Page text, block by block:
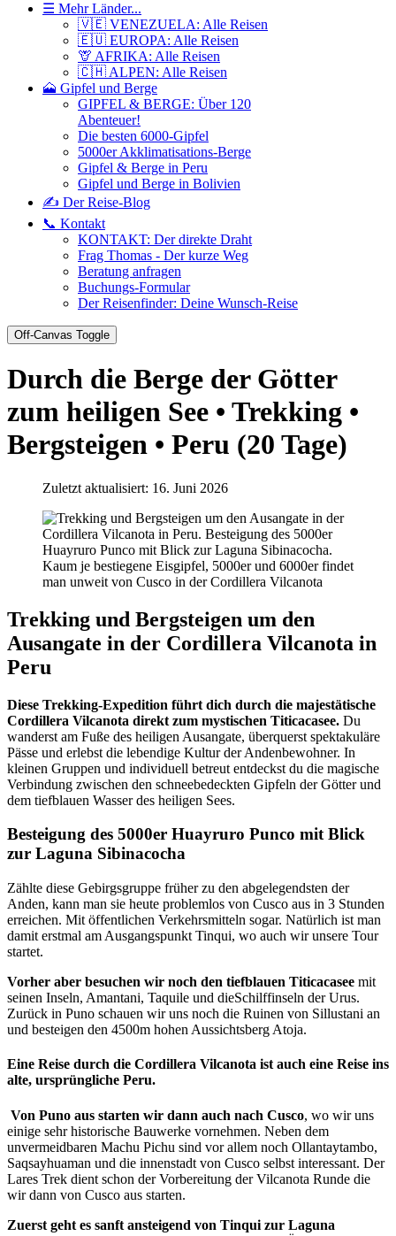
☰ Mehr Länder...
🇻🇪 VENEZUELA: Alle Reisen
🇪🇺 EUROPA: Alle Reisen
🦒 AFRIKA: Alle Reisen
🇨🇭 ALPEN: Alle Reisen
🗻 Gipfel und Berge
GIPFEL & BERGE: Über 120
Abenteuer!
Die besten 6000-Gipfel
5000er Akklimatisations-Berge
Gipfel & Berge in Peru
Gipfel und Berge in Bolivien
✍️ Der Reise-Blog
📞 Kontakt
KONTAKT: Der direkte Draht
Frag Thomas - Der kurze Weg
Beratung anfragen
Buchungs-Formular
Der Reisenfinder: Deine Wunsch-Reise
Off-Canvas Toggle
Durch die Berge der Götter
zum heiligen See • Trekking •
Bergsteigen • Peru (20 Tage)
Zuletzt aktualisiert: 16. Juni 2026
Kaum je bestiegene Eisgipfel, 5000er und 6000er findet
man unweit von Cusco in der Cordillera Vilcanota
Trekking und Bergsteigen um den
Ausangate in der Cordillera Vilcanota in
Peru
Diese Trekking-Expedition führt dich durch die majestätische
Cordillera Vilcanota direkt zum mystischen Titicacasee. Du
wanderst am Fuße des heiligen Ausangate, überquerst spektakuläre
Pässe und erlebst die lebendige Kultur der Andenbewohner. In
kleinen Gruppen und individuell betreut entdeckst du die magische
Verbindung zwischen den schneebedeckten Gipfeln der Götter und
dem tiefblauen Wasser des heiligen Sees.
Besteigung des 5000er Huayruro Punco mit Blick
zur Laguna Sibinacocha
Zählte diese Gebirgsgruppe früher zu den abgelegendsten der
Anden, kann man sie heute problemlos von Cusco aus in 3 Stunden
erreichen. Mit öffentlichen Verkehrsmitteln sogar. Natürlich ist man
damit erstmal am Ausgangspunkt Tinqui, wo auch wir unsere Tour
startet.
Vorher aber besuchen wir noch den tiefblauen Titicacasee mit
seinen Inseln, Amantani, Taquile und dieSchilffinseln der Urus.
Zurück in Puno schauen wir uns noch die Ruinen von Sillustani an
und besteigen den 4500m hohen Aussichtsberg Atoja.
Eine Reise durch die Cordillera Vilcanota ist auch eine Reise ins
alte, ursprüngliche Peru.
Von Puno aus starten wir dann auch nach Cusco, wo wir uns
einige sehr historische Bauwerke vornehmen. Neben dem
unvermeidbaren Machu Pichu sind vor allem noch Ollantaytambo,
Saqsayhuaman und die innenstadt von Cusco selbst interessant. Der
Lares Trek dient schon der Vorbereitung der Vilcanota Runde die
wir dann von Cusco aus starten.
Zuerst geht es sanft ansteigend von Tinqui zur Laguna